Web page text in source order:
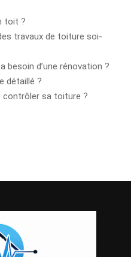
toit ?
travaux de toiture soi-
d’une rénovation ?
détaillé ?
sa toiture ?